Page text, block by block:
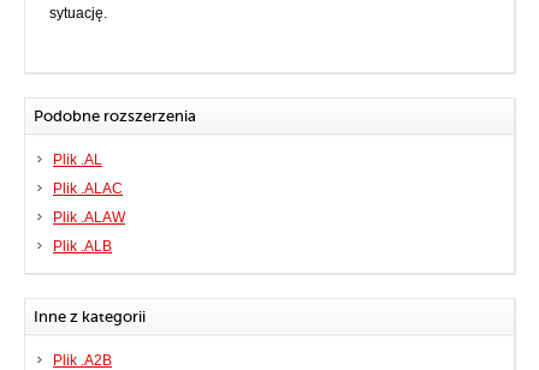
sytuację.
Podobne rozszerzenia
Plik .AL
Plik .ALAC
Plik .ALAW
Plik .ALB
Inne z kategorii
Plik .A2B